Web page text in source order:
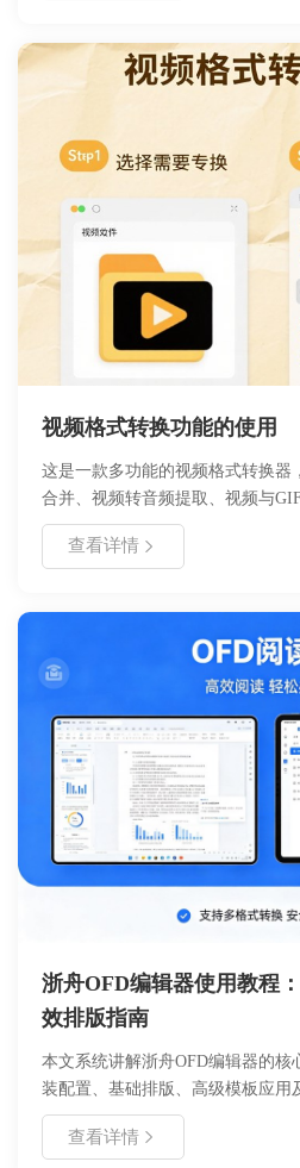
片那就好了，但是制作gif动画图
啊，有没有简单的将视频制作gif动
视频格式转换功能的使用
这是一款多功能的视频格式转换器
合并、视频转音频提取、视频与
效的视频格式转换多功能工具，摆
持的常见视频格式：
查看详情
浙舟OFD编辑器使用教程
效排版指南
本文系统讲解浙舟OFD编辑器的核
装配置、基础排版、高级模板应用
拆解与参数说明，帮助用户快速掌
建、编辑与输出方法，适用于政务
查看详情